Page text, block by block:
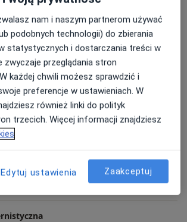
Umów wizytę
Umów wizytę
+
rozkurczową
Umów wizytę
Umów wizytę
nam i naszym partnerom używać
podobnych technologii) do zbierania
statystycznych i dostarczania treści w
zwyczaje przeglądania stron
każdej chwili możesz sprawdzić i
preferencje w ustawieniach. W
również linki do polityk
trzecich. Więcej informacji znajdziesz
Edytuj ustawienia Zaakceptuj